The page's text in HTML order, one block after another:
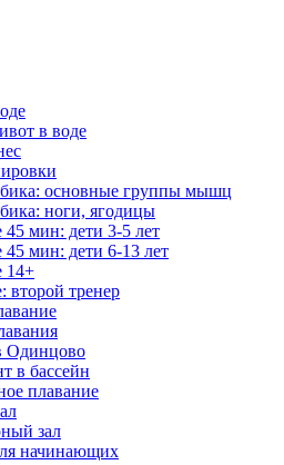
в воде
основные группы мышц
ноги, ягодицы
45 мин: дети 3-5 лет
45 мин: дети 6-13 лет
14+
второй тренер
Одинцово
в бассейн
плавание
зал
начинающих